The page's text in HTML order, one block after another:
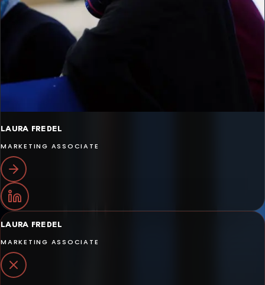
LAURA FREDEL
MARKETING ASSOCIATE
LAURA FREDEL
MARKETING ASSOCIATE